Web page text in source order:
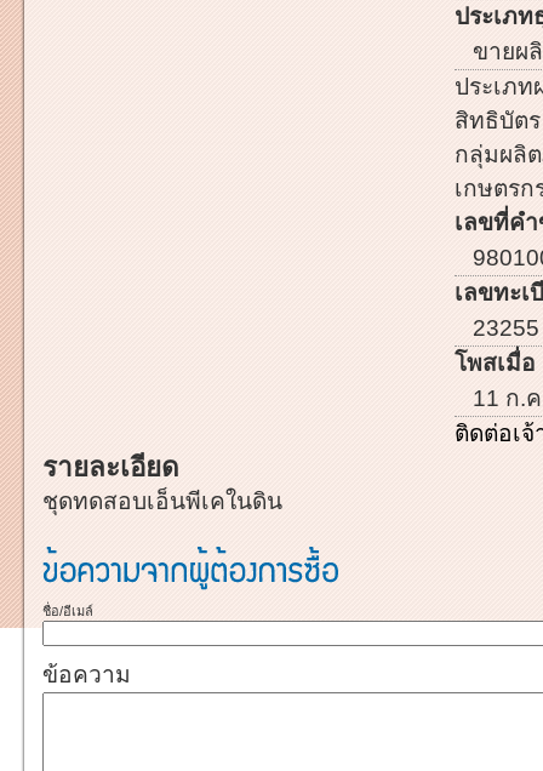
ประเภท
ขายผ
ประเภท
สิทธิบัตร
กลุ่มผลิ
เกษตรก
เลขที่ค
เลขทะเ
23255
โพสเมื่อ
11 ก.
ติดต่อเจ้
รายละเอียด
ชุดทดสอบเอ็นพีเคในดิน
ชื่อ/อีเมล์
ข้อความ